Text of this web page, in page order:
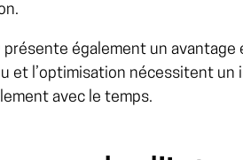
présente également un
et l’optimisation nécessitent un
avec le temps.